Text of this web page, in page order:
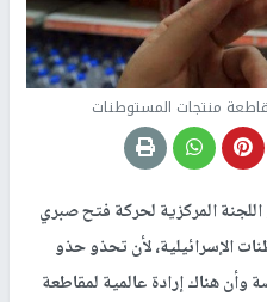
منتجات المستوطنات
المركزية لحركة فتح صبري
الإسرائيلية، لأن تحذو حذو
وأن هناك إرادة عالمية لمقاطعة